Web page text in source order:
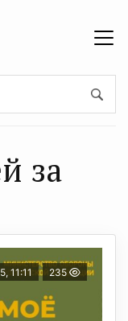
за
11:11 235